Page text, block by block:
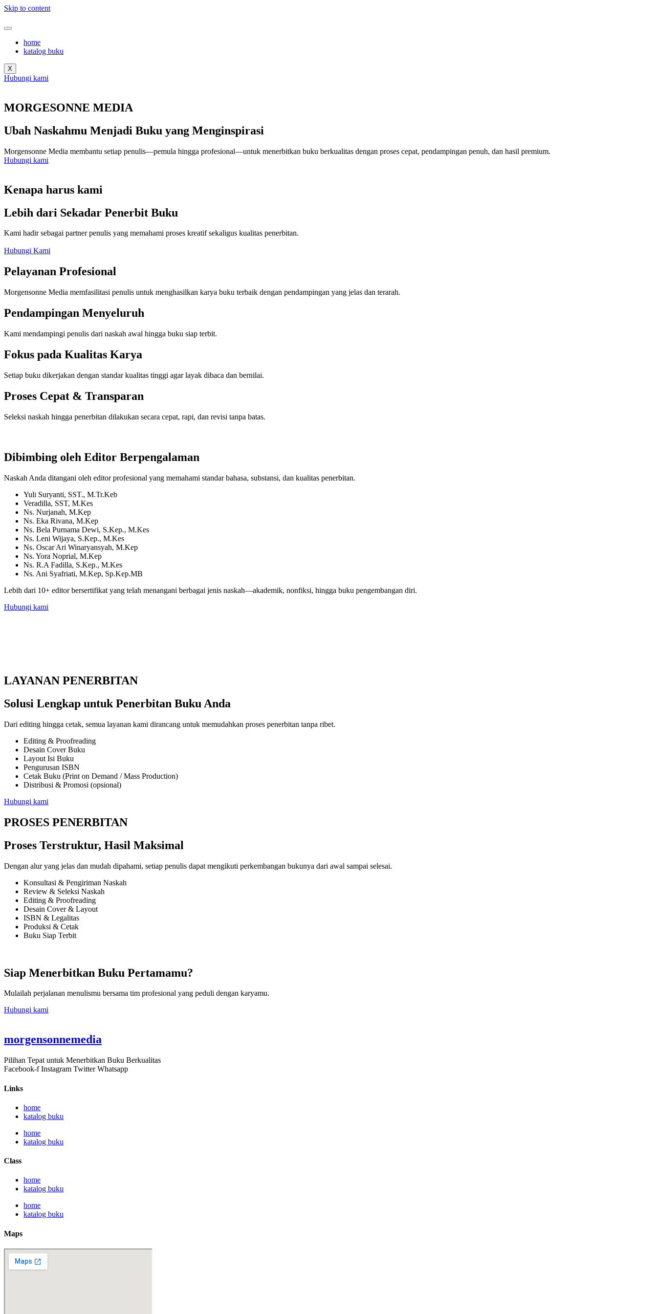
Skip to content
home
katalog buku
X
Hubungi kami
MORGESONNE MEDIA
Ubah Naskahmu Menjadi Buku yang Menginspirasi
Morgensonne Media membantu setiap penulis—pemula hingga profesional—untuk menerbitkan buku berkualitas dengan proses cepat, pendampingan penuh, dan hasil premium.
Hubungi kami
Kenapa harus kami
Lebih dari Sekadar Penerbit Buku
Kami hadir sebagai partner penulis yang memahami proses kreatif sekaligus kualitas penerbitan.
Hubungi Kami
Pelayanan Profesional
Morgensonne Media memfasilitasi penulis untuk menghasilkan karya buku terbaik dengan pendampingan yang jelas dan terarah.
Pendampingan Menyeluruh
Kami mendampingi penulis dari naskah awal hingga buku siap terbit.
Fokus pada Kualitas Karya
Setiap buku dikerjakan dengan standar kualitas tinggi agar layak dibaca dan bernilai.
Proses Cepat & Transparan
Seleksi naskah hingga penerbitan dilakukan secara cepat, rapi, dan revisi tanpa batas.
Dibimbing oleh Editor Berpengalaman
Naskah Anda ditangani oleh editor profesional yang memahami standar bahasa, substansi, dan kualitas penerbitan.
Yuli Suryanti, SST., M.Tr.Keb
Veradilla, SST, M.Kes
Ns. Nurjanah, M.Kep
Ns. Eka Rivana, M.Kep
Ns. Bela Purnama Dewi, S.Kep., M.Kes
Ns. Leni Wijaya, S.Kep., M.Kes
Ns. Oscar Ari Winaryansyah, M.Kep
Ns. Yora Noprial, M.Kep
Ns. R.A Fadilla, S.Kep., M.Kes
Ns. Ani Syafriati, M.Kep, Sp.Kep.MB
Lebih dari 10+ editor bersertifikat yang telah menangani berbagai jenis naskah—akademik, nonfiksi, hingga buku pengembangan diri.
Hubungi kami
LAYANAN PENERBITAN
Solusi Lengkap untuk Penerbitan Buku Anda
Dari editing hingga cetak, semua layanan kami dirancang untuk memudahkan proses penerbitan tanpa ribet.
Editing & Proofreading
Desain Cover Buku
Layout Isi Buku
Pengurusan ISBN
Cetak Buku (Print on Demand / Mass Production)
Distribusi & Promosi (opsional)
Hubungi kami
PROSES PENERBITAN
Proses Terstruktur, Hasil Maksimal
Dengan alur yang jelas dan mudah dipahami, setiap penulis dapat mengikuti perkembangan bukunya dari awal sampai selesai.
Konsultasi & Pengiriman Naskah
Review & Seleksi Naskah
Editing & Proofreading
Desain Cover & Layout
ISBN & Legalitas
Produksi & Cetak
Buku Siap Terbit
Siap Menerbitkan Buku Pertamamu?
Mulailah perjalanan menulismu bersama tim profesional yang peduli dengan karyamu.
Hubungi kami
morgensonnemedia
Pilihan Tepat untuk Menerbitkan Buku Berkualitas
Facebook-f Instagram Twitter Whatsapp
Links
home
katalog buku
home
katalog buku
Class
home
katalog buku
home
katalog buku
Maps